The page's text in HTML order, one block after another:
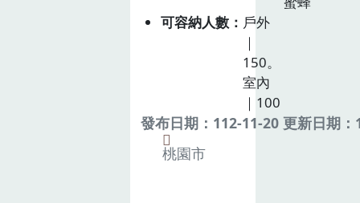
可容納人數
戶外
｜
150。
室內
｜100
發布日期：112-11-20 更新日期
桃園市